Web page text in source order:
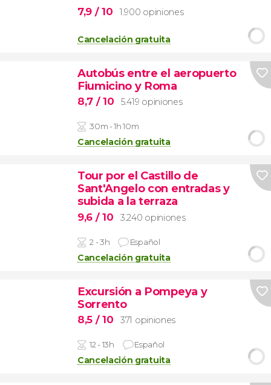
7,9 / 10 1.900 opiniones
Cancelación gratuita
Autobús entre el aeropuerto
Fiumicino y Roma
8,7 / 10 5.419 opiniones
30m - 1h 10m
Cancelación gratuita
Tour por el Castillo de
Sant'Angelo con entradas y
subida a la terraza
9,6 / 10 3.240 opiniones
2 - 3h Español
Cancelación gratuita
Excursión a Pompeya y
Sorrento
8,5 / 10 371 opiniones
12 - 13h Español
Cancelación gratuita